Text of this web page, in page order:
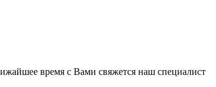
время с Вами свяжется наш специалист